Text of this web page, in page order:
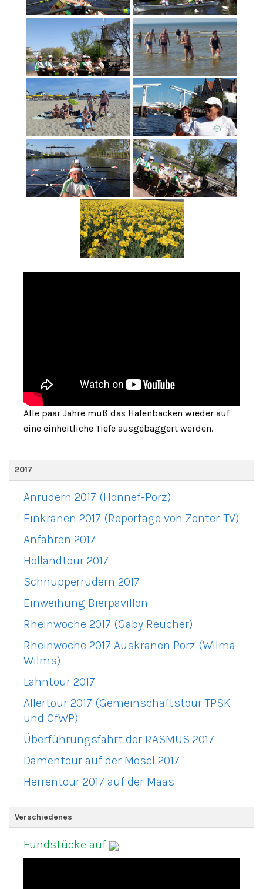
Alle paar Jahre muß das Hafenbacken wieder auf
eine einheitliche Tiefe ausgebaggert werden.
2017
Anrudern 2017 (Honnef-Porz)
Einkranen 2017 (Reportage von Zenter-TV)
Anfahren 2017
Hollandtour 2017
Schnupperrudern 2017
Einweihung Bierpavillon
Rheinwoche 2017 (Gaby Reucher)
Rheinwoche 2017 Auskranen Porz (Wilma
Wilms)
Lahntour 2017
Allertour 2017 (Gemeinschaftstour TPSK
und CfWP)
Überführungsfahrt der RASMUS 2017
Damentour auf der Mosel 2017
Herrentour 2017 auf der Maas
Verschiedenes
Fundstücke auf